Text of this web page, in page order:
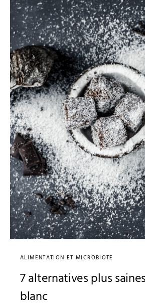
ALIMENTATION ET MICROBIOTE
7 alternatives plus
blanc